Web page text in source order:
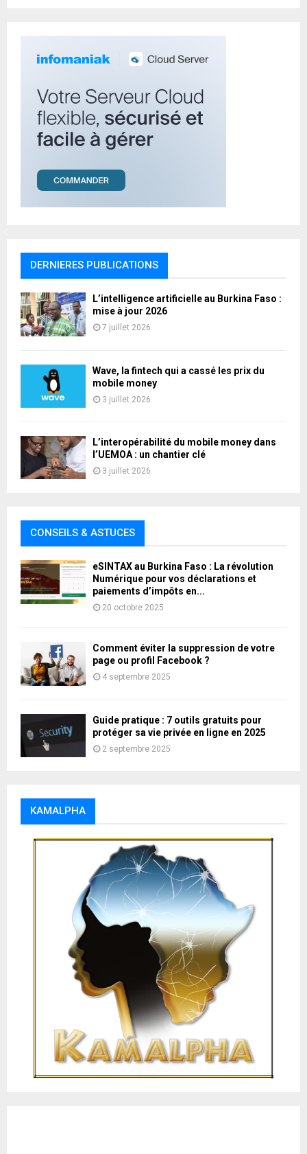
DERNIERES PUBLICATIONS
L’intelligence artificielle au Burkina Faso :
mise à jour 2026
7 juillet 2026
Wave, la fintech qui a cassé les prix du
mobile money
3 juillet 2026
L’interopérabilité du mobile money dans
l’UEMOA : un chantier clé
3 juillet 2026
CONSEILS & ASTUCES
eSINTAX au Burkina Faso : La révolution
Numérique pour vos déclarations et
paiements d’impôts en...
20 octobre 2025
Comment éviter la suppression de votre
page ou profil Facebook ?
4 septembre 2025
Guide pratique : 7 outils gratuits pour
protéger sa vie privée en ligne en 2025
2 septembre 2025
KAMALPHA